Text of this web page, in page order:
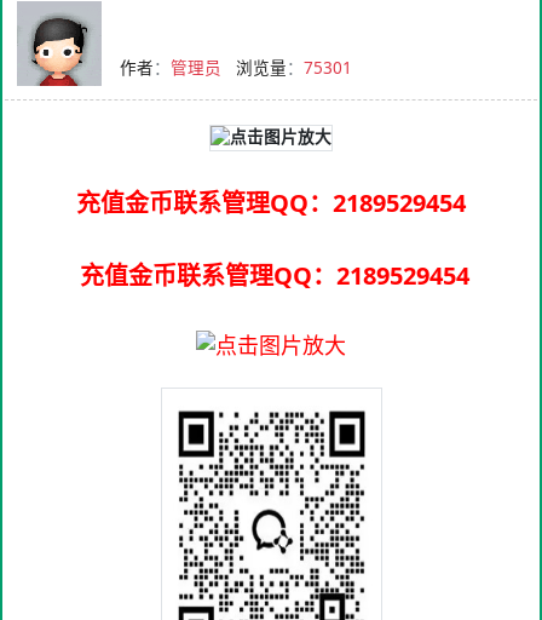
作者： 管理员 浏览量： 75301
充值金币联系管理QQ：2189529454
充值金币联系管理QQ：2189529454